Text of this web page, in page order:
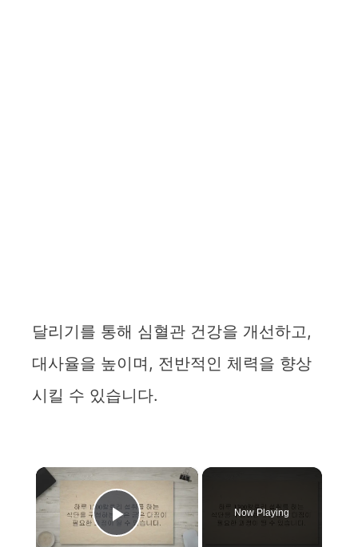
달리기를 통해 심혈관 건강을 개선하고,
대사율을 높이며, 전반적인 체력을 향상
시킬 수 있습니다.
×
Play Video
Now Playing